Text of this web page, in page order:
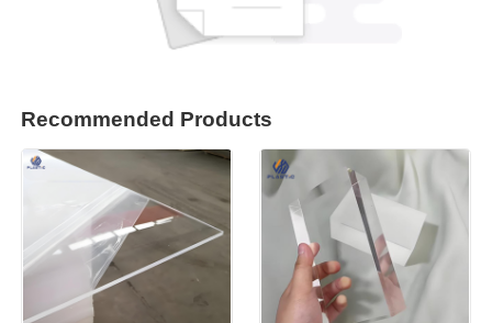
Recommended Products